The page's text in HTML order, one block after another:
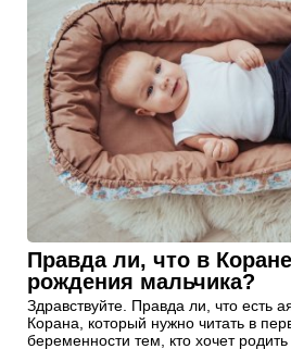
Правда ли, что в
рождения мальчика?
Здравствуйте. Правда ли, что есть
Корана, который нужно читать в
беременности тем, кто хочет